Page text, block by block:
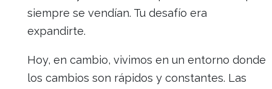
siempre se vendían. Tu desafío era
expandirte.
Hoy, en cambio, vivimos en un entorno donde
los cambios son rápidos y constantes. Las